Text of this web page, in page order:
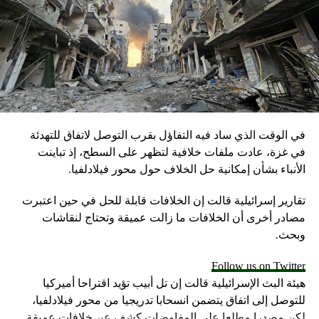
في الوقت الذي ساد فيه التفاؤل بقرب التوصل لاتفاق للتهدئة
في غزة، عادت ملفات خلافية لتظهر على السطح، إذ تباينت
الأنباء بشأن إمكانية حل الخلاف حول محور فيلادلفيا.
تقارير إسرائيلية قالت إن الخلافات قابلة للحل في حين اعتبرت
مصادر أخرى أن الخلافات ما زالت عميقة وتحتاج لنقاشات
وبحث.
Follow us on Twitter
هيئة البث الإسرائيلية قالت إن تل أبيب تؤيد اقتراحا أميركيا
للتوصل إلى اتفاق يتضمن انسحابا تدريجيا من محور فيلادلفيا،